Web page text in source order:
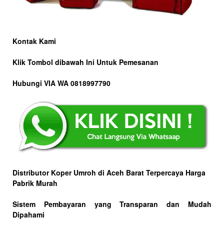
Kontak Kami
Klik Tombol dibawah Ini Untuk Pemesanan
Hubungi VIA WA 0818997790
Distributor Koper Umroh di Aceh Barat Terpercaya Harga
Pabrik Murah
Sistem Pembayaran yang Transparan dan Mudah
Dipahami